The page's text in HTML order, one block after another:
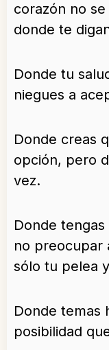
corazón no
donde te
Donde tu
niegues a
Donde creas
opción, pero
vez.
Donde
no preocupar
sólo tu pelea
Donde temas
posibilidad